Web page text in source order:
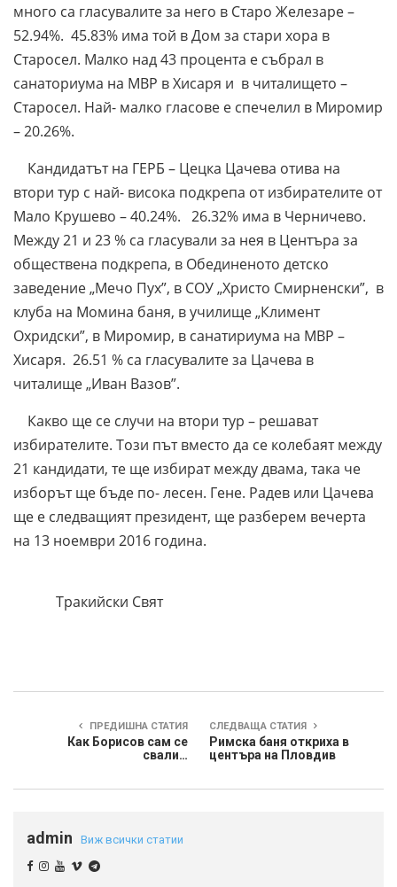
много са гласувалите за него в Старо Железаре –
52.94%. 45.83% има той в Дом за стари хора в
Старосел. Малко над 43 процента е събрал в
санаториума на МВР в Хисаря и в читалището –
Старосел. Най- малко гласове е спечелил в Миромир
– 20.26%.
Кандидатът на ГЕРБ – Цецка Цачева отива на
втори тур с най- висока подкрепа от избирателите от
Мало Крушево – 40.24%. 26.32% има в Черничево.
Между 21 и 23 % са гласували за нея в Центъра за
обществена подкрепа, в Обединеното детско
заведение „Мечо Пух”, в СОУ „Христо Смирненски”, в
клуба на Момина баня, в училище „Климент
Охридски”, в Миромир, в санатириума на МВР –
Хисаря. 26.51 % са гласувалите за Цачева в
читалище „Иван Вазов”.
Какво ще се случи на втори тур – решават
избирателите. Този път вместо да се колебаят между
21 кандидати, те ще избират между двама, така че
изборът ще бъде по- лесен. Гене. Радев или Цачева
ще е следващият президент, ще разберем вечерта
на 13 ноември 2016 година.
Тракийски Свят
ПРЕДИШНА СТАТИЯ
Как Борисов сам се
свали…
СЛЕДВАЩА СТАТИЯ
Римска баня откриха в
центъра на Пловдив
admin Виж всички статии